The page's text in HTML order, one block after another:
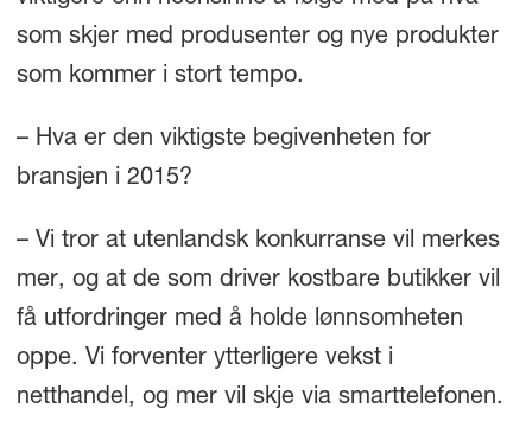
som skjer med produsenter og nye produkter
som kommer i stort tempo.
– Hva er den viktigste begivenheten for
bransjen i 2015?
– Vi tror at utenlandsk konkurranse vil merkes
mer, og at de som driver kostbare butikker vil
få utfordringer med å holde lønnsomheten
oppe. Vi forventer ytterligere vekst i
netthandel, og mer vil skje via smarttelefonen.